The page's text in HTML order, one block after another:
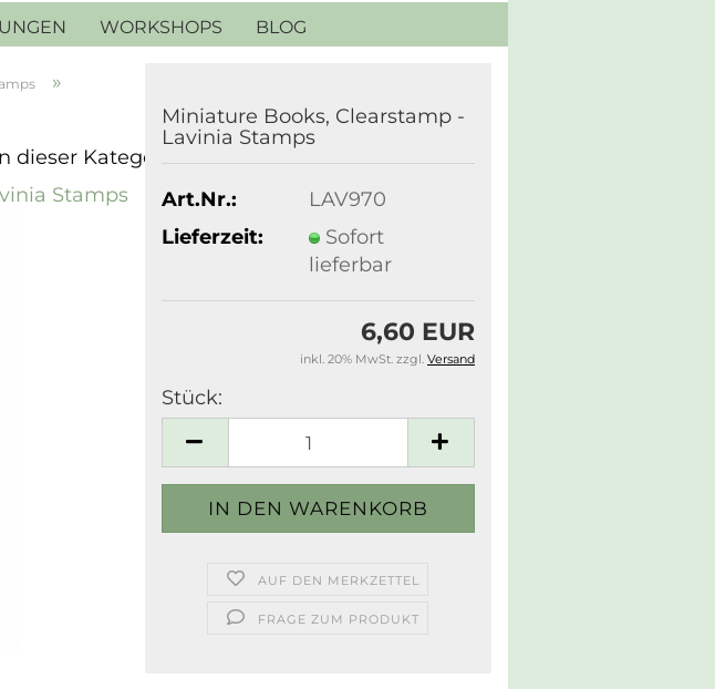
WORKSHOPS BLOG
»
dieser Kategorie
Stamps
Miniature Books, Clearstamp -
Lavinia Stamps
Art.Nr.:
LAV970
Lieferzeit:
Sofort
lieferbar
6,60 EUR
inkl. 20% MwSt. zzgl. Versand
Stück:
Stück
AUF DEN MERKZETTEL
FRAGE ZUM PRODUKT